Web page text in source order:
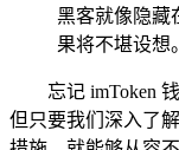
黑客就像隐藏
果将不堪设想。
忘记 imToken
但只要我们深入了